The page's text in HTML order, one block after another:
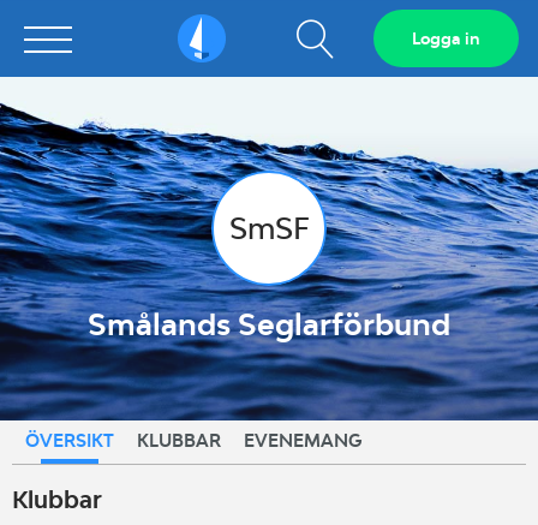
Sailarena Visa
sökfält
Logga in
SmSF
Smålands Seglarförbund
ÖVERSIKT KLUBBAR EVENEMANG
Klubbar